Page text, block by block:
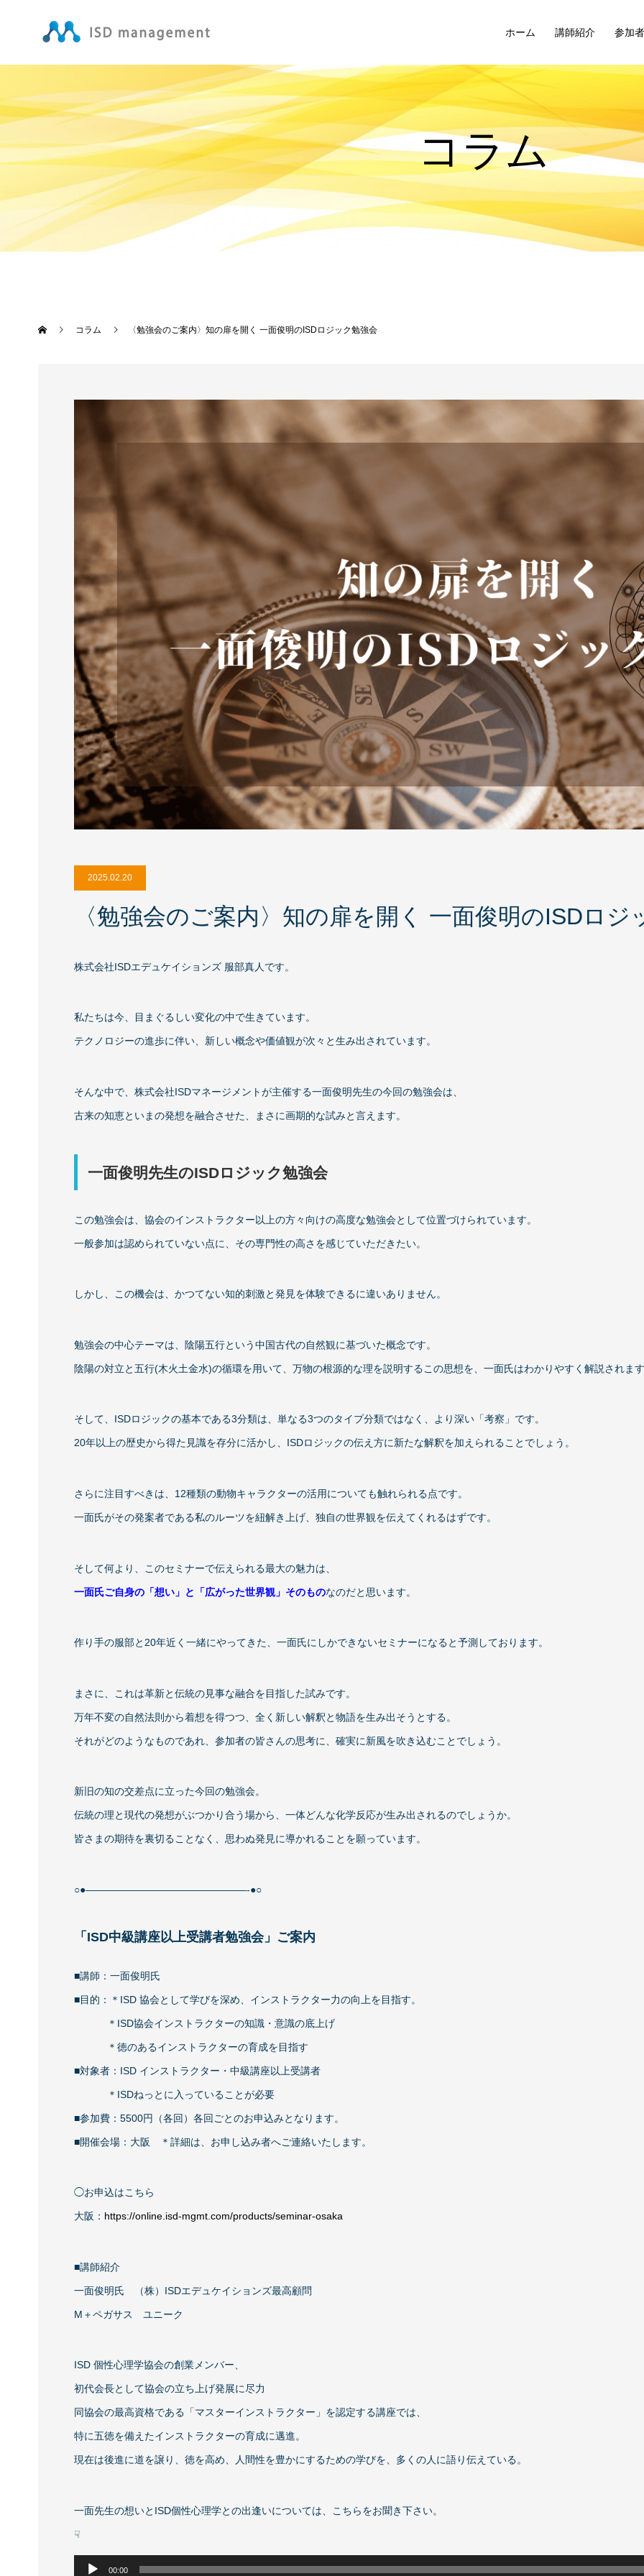
ホーム 講師紹介 参加
コラム
コラム 〈勉強会のご案内〉知の扉を開く 一面俊明のISDロジック勉強会
2025.02.20
〈勉強会のご案内〉知の扉を開く 一面俊明のISDロジ
株式会社ISDエデュケイションズ 服部真人です。
私たちは今、目まぐるしい変化の中で生きています。
テクノロジーの進歩に伴い、新しい概念や価値観が次々と生み出されています。
そんな中で、株式会社ISDマネージメントが主催する一面俊明先生の今回の勉強会は、
古来の知恵といまの発想を融合させた、まさに画期的な試みと言えます。
一面俊明先生のISDロジック勉強会
この勉強会は、協会のインストラクター以上の方々向けの高度な勉強会として位置づけられています。
一般参加は認められていない点に、その専門性の高さを感じていただきたい。
しかし、この機会は、かつてない知的刺激と発見を体験できるに違いありません。
勉強会の中心テーマは、陰陽五行という中国古代の自然観に基づいた概念です。
陰陽の対立と五行(木火土金水)の循環を用いて、万物の根源的な理を説明するこの思想を、一面氏はわかりやすく解説されま
そして、ISDロジックの基本である3分類は、単なる3つのタイプ分類ではなく、より深い「考察」です。
20年以上の歴史から得た見識を存分に活かし、ISDロジックの伝え方に新たな解釈を加えられることでしょう。
さらに注目すべきは、12種類の動物キャラクターの活用についても触れられる点です。
一面氏がその発案者である私のルーツを紐解き上げ、独自の世界観を伝えてくれるはずです。
そして何より、このセミナーで伝えられる最大の魅力は、
一面氏ご自身の「想い」と「広がった世界観」そのものなのだと思います。
作り手の服部と20年近く一緒にやってきた、一面氏にしかできないセミナーになると予測しております。
まさに、これは革新と伝統の見事な融合を目指した試みです。
万年不変の自然法則から着想を得つつ、全く新しい解釈と物語を生み出そうとする。
それがどのようなものであれ、参加者の皆さんの思考に、確実に新風を吹き込むことでしょう。
新旧の知の交差点に立った今回の勉強会。
伝統の理と現代の発想がぶつかり合う場から、一体どんな化学反応が生み出されるのでしょうか。
皆さまの期待を裏切ることなく、思わぬ発見に導かれることを願っています。
○●————————————————-●○
「ISD中級講座以上受講者勉強会」ご案内
■講師：一面俊明氏
■目的：＊ISD 協会として学びを深め、インストラクター力の向上を目指す。
＊ISD協会インストラクターの知識・意識の底上げ
＊徳のあるインストラクターの育成を目指す
■対象者：ISD インストラクター・中級講座以上受講者
＊ISDねっとに入っていることが必要
■参加費：5500円（各回）各回ごとのお申込みとなります。
■開催会場：大阪 ＊詳細は、お申し込み者へご連絡いたします。
◯お申込はこちら
大阪： https://online.isd-mgmt.com/products/seminar-osaka
■講師紹介
一面俊明氏 （株）ISDエデュケイションズ最高顧問
M＋ペガサス ユニーク
ISD 個性心理学協会の創業メンバー、
初代会長として協会の立ち上げ発展に尽力
同協会の最高資格である「マスターインストラクター」を認定する講座では、
特に五徳を備えたインストラクターの育成に邁進。
現在は後進に道を譲り、徳を高め、人間性を豊かにするための学びを、多くの人に語り伝えている。
一面先生の想いとISD個性心理学との出逢いについては、こちらをお聞き下さい。
☟
音
00:00